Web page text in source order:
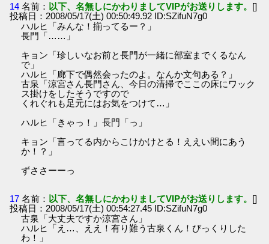
14 名前： 以下、名無しにかわりましてVIPがお送りします。 []
投稿日：2008/05/17(土) 00:50:49.92 ID:SZifuN7g0
ハルヒ「みんな！揃ってるー？」
長門「……」
キョン「珍しいなお前と長門が一緒に部室までくるなん
で」
ハルヒ「廊下で偶然会ったのよ。なんか文句ある？」
古泉「涼宮さん長門さん、今日の清掃でここの床にワック
ス掛けをしたそうですので
くれぐれも足元にはお気をつけて…」
ハルヒ「きゃっ！」長門「っ」
キョン「言ってる内からこけかけとる！ええい間にあう
か！？」
ずささーーっ
17 名前： 以下、名無しにかわりましてVIPがお送りします。 []
投稿日：2008/05/17(土) 00:54:27.45 ID:SZifuN7g0
古泉「大丈夫ですか涼宮さん」
ハルヒ「え…、ええ！有り難う古泉くん！びっくりした
わ！」